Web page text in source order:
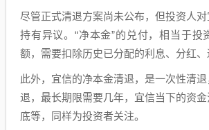
尽管正式清退方案尚未公布，但投资人
持有异议。“净本金”的兑付，相当于投
额，需要扣除历史已分配的利息、分红、
此外，宜信的净本金清退，是一次性清
退，最长期限需要几年，宜信当下的资
底等，同样为投资者关注。